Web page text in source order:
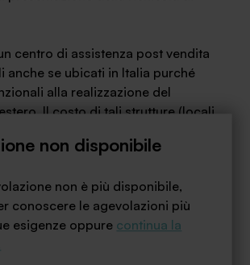
centro di assistenza post vendita
anche se ubicati in Italia purché
alla realizzazione del
Il costo di tali strutture (locali,
al punto 1.
spese dei punti 1 e 2.
compensazionetra gli importi delle
fino ad un massimo del 30%,
l’ammontare totale del programma.
non disponibile
non è più disponibile,
conoscere le agevolazioni più
esigenze oppure continua la